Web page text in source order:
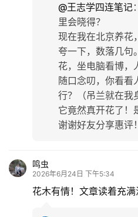
更
登录
@王志学四连笔记：
里会晓得？
现在我在北京养花
夸一下，数落几句
花，坐电脑看博，
随口念叨，你看看
行？（吊兰就在我
它竟然真开花了！
谢谢好友分享惠评
鸣虫
2026年6月24日 下午5:34
花木有情！文章读着充满